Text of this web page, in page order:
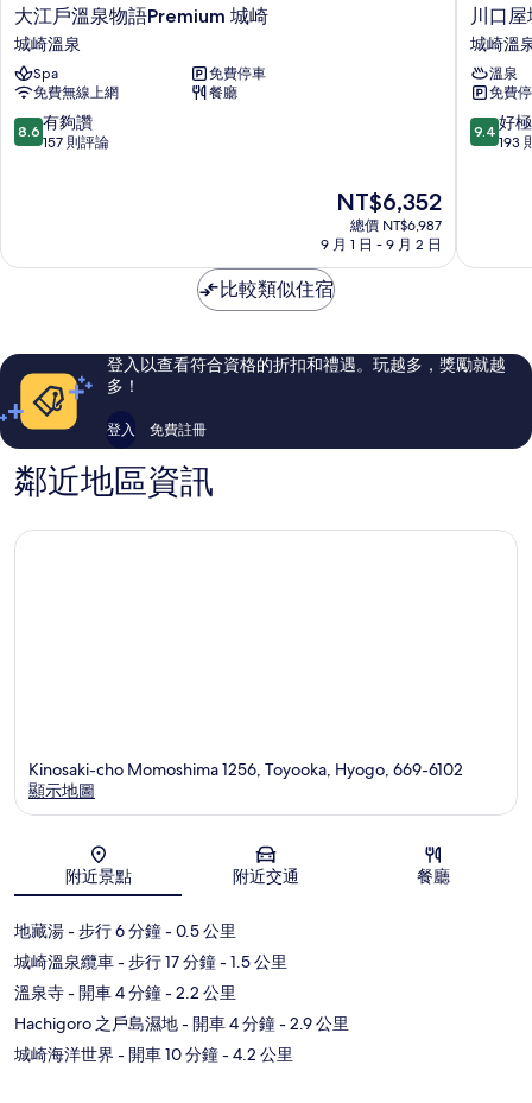
大
江
戶
溫
泉
物
語
溫
大江戶溫泉物語Premium 城崎
城崎溫泉
Spa
免費停車
免費無線上網
餐廳
8.6
分，
夠
評
論
8.6 有夠讚
157 則評論
現
在
價
NT$6,352
總價 NT$6,987
9 月 1 日 - 9 月 2 日
川
口
屋
城
崎
河
畔
泉
川口
城崎溫
溫泉
免費
9.4
分，
極
評
論
9.4 好
193
比較類似住宿
登入以查看符合資格的折扣和禮遇。玩越多，獎勵就越
多！
登入 免費註冊
鄰近地區資訊
地圖
Kinosaki-cho Momoshima 1256, Toyooka, Hyogo, 669-6102
顯示地圖
附近景點 附近交通 餐廳
地藏湯- 步行 6 分鐘- 0.5 公里
城崎溫泉纜車- 步行 17 分鐘- 1.5 公里
溫泉寺- 開車 4 分鐘- 2.2 公里
Hachigoro 之戶島濕地- 開車 4 分鐘- 2.9 公里
城崎海洋世界 - 開車 10 分鐘- 4.2 公里